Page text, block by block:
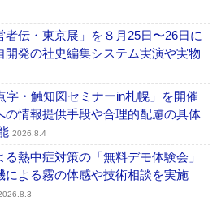
伝・東京展」を８月25日〜26日に
発の社史編集システム実演や実物
・触知図セミナーin札幌」を開催
の情報提供手段や合理的配慮の具体
2026.8.4
熱中症対策の「無料デモ体験会」
よる霧の体感や技術相談を実施